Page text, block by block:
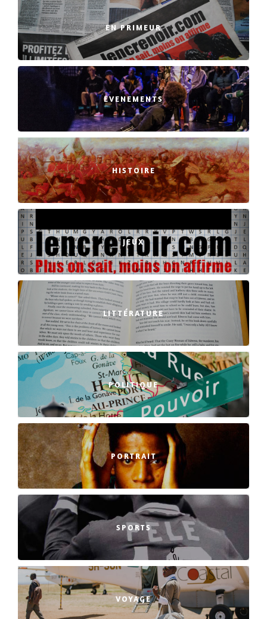
EN PRIMEUR
EVENEMENTS
HISTOIRE
JEUX
LITTÉRATURE
POLITIQUE
PORTRAIT
SPORTS
VOYAGE